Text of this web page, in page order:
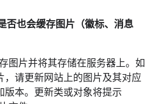
否也会缓存图片（徽标、消息
图片并将其存储在服务器上。如
，请更新网站上的图片及其对应
版本。更新类或对象将提示